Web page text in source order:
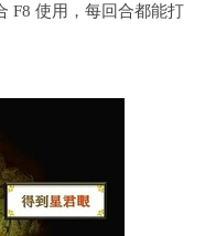
F8 使用，每回合都能打